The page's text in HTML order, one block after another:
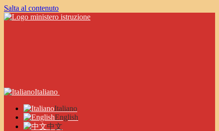
Salta al contenuto
Italiano
Italiano
English
中文